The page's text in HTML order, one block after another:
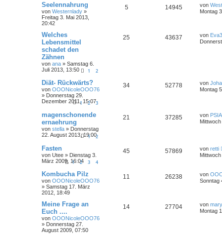
Seelennahrung
von Westernlady »
Freitag 3. Mai 2013,
20:42
5 14945 von
Montag
Welches
Lebensmittel
schadet den
Zähnen
von ana » Samstag 6.
Juli 2013, 13:50
1 2
25 43637 von
Diät- Rückwärts?
von OOONicoleOOO76
» Donnerstag 29.
Dezember 2011, 15:07
1 2 3
34 52778 von
Montag
magenschonende
ernaehrung
von stella » Donnerstag
22. August 2013, 19:00
1 2
21 37285 von
Fasten
von Utee » Dienstag 3.
März 2009, 16:04
1 2 3 4
45 57869 von retti
Kombucha Pilz
von OOONicoleOOO76
» Samstag 17. März
2012, 18:49
11 26238 von
Sonntag
Meine Frage an
Euch ....
von OOONicoleOOO76
» Donnerstag 27.
August 2009, 07:50
14 27704 von mary
Montag